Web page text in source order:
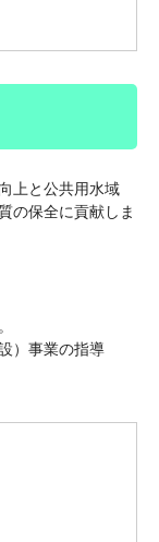
上と公共用水域
の保全に貢献しま
）事業の指導